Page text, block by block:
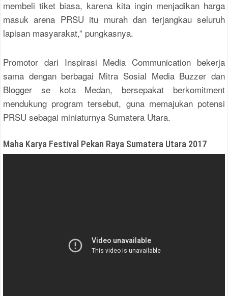
membeli tiket biasa, karena kita ingin menjadikan harga
masuk arena PRSU itu murah dan terjangkau seluruh
lapisan masyarakat,” pungkasnya.
Promotor dari Inspirasi Media Communication bekerja
sama dengan berbagai Mitra Sosial Media Buzzer dan
Blogger se kota Medan, bersepakat berkomitment
mendukung program tersebut, guna memajukan potensi
PRSU sebagai miniaturnya Sumatera Utara.
Maha Karya Festival Pekan Raya Sumatera Utara 2017